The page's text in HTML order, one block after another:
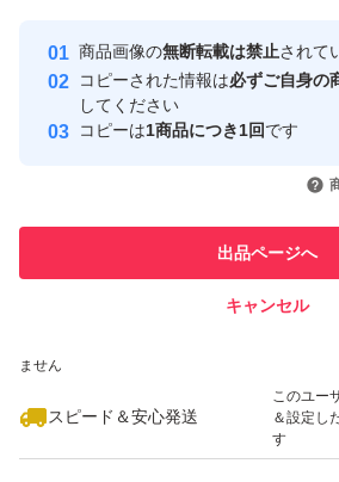
安心取引出品者
心・安全
取引実績
引を完了
での取引
ません
スピード＆安心発送
このユー
＆設定し
す
商品画像の無断転載は禁止されて
コピーされた情報は必ずご自身の
してください
コピーは1商品につき1回です
出品ページへ
キャンセル